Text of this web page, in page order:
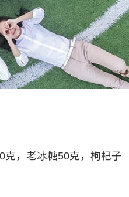
克，老冰糖50克，枸杞子